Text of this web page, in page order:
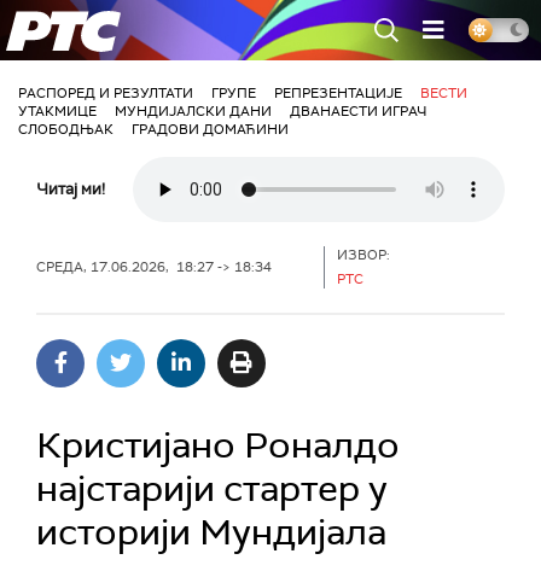
РТС
РАСПОРЕД И РЕЗУЛТАТИ ГРУПЕ РЕПРЕЗЕНТАЦИЈЕ
ВЕСТИ
УТАКМИЦЕ
МУНДИЈАЛСКИ ДАНИ
ДВАНАЕСТИ ИГРАЧ
СЛОБОДЊАК
ГРАДОВИ ДОМАЋИНИ
Читај ми!
СРЕДА, 17.06.2026, 18:27 -> 18:34
ИЗВОР:
РТС
Кристијано Роналдо
најстарији стартер у
историји Мундијала